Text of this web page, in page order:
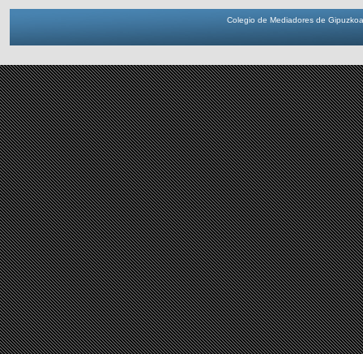
Colegio de Mediadores de